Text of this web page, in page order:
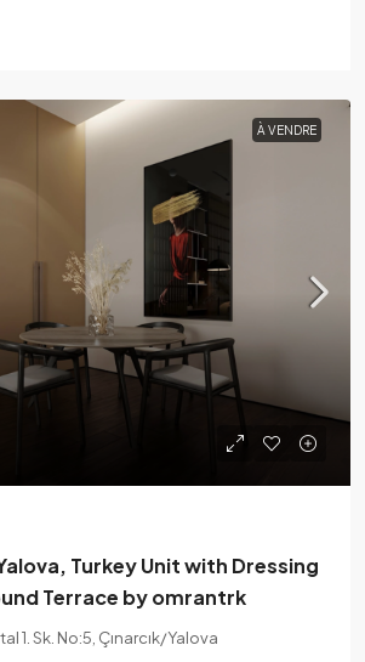
À VENDRE
Turkey Unit with Dressing
Terrace by omrantrk
1. Sk. No:5, Çınarcık/Yalova